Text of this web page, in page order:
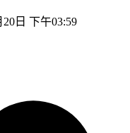
20日 下午03:59